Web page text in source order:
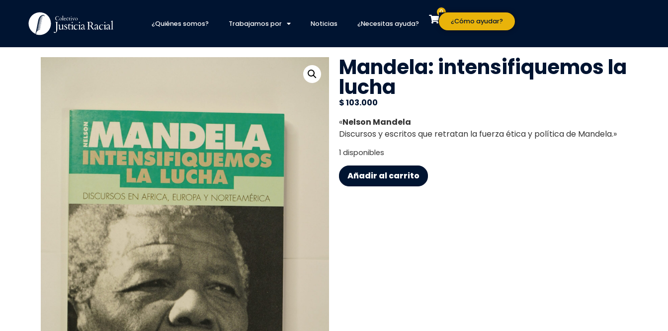
¿Quiénes somos? Trabajamos por Noticias ¿Necesitas ayuda?
0
¿Cómo ayudar?
Mandela: intensifiquemos la
lucha
$103.000
«Nelson Mandela
Discursos y escritos que retratan la fuerza ética y política de Mandela.»
1 disponibles
Añadir al carrito